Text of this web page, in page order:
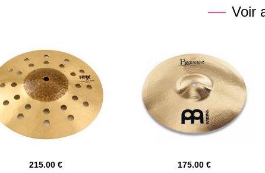
Voir
215.00 175.00